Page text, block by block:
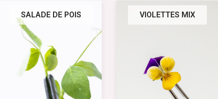
SALADE DE POIS VIOLETTES MIX